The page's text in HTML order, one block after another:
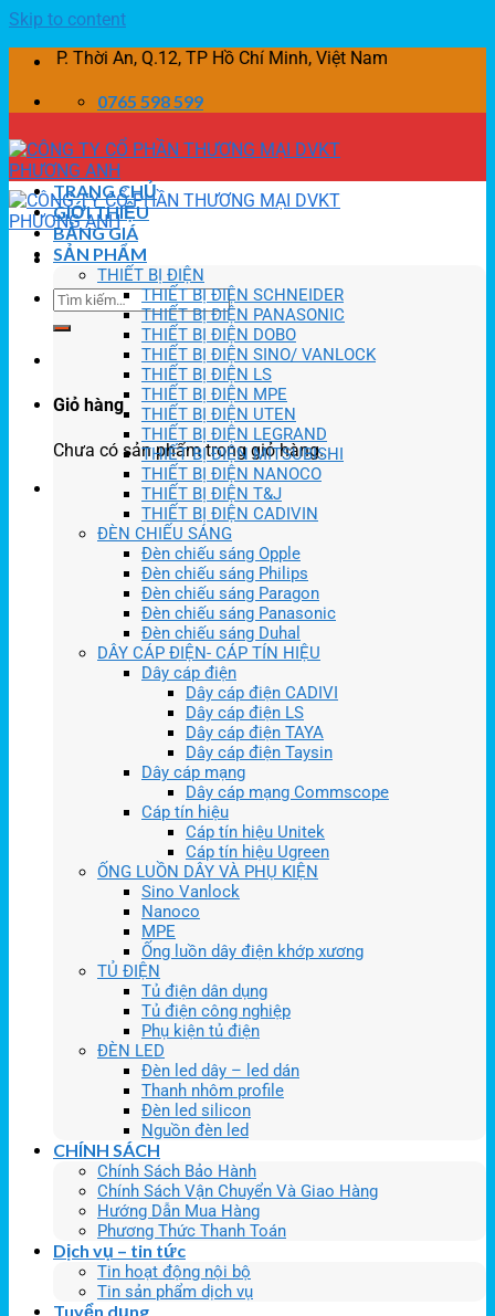
Skip to content
P. Thời An, Q.12, TP Hồ Chí Minh, Việt Nam
0765 598 599
Giỏ hàng
Chưa có sản phẩm trong giỏ hàng.
TRANG CHỦ
GIỚI THIỆU
BẢNG GIÁ
SẢN PHẨM
THIẾT BỊ ĐIỆN
THIẾT BỊ ĐIỆN SCHNEIDER
THIẾT BỊ ĐIỆN PANASONIC
THIẾT BỊ ĐIỆN DOBO
THIẾT BỊ ĐIỆN SINO/ VANLOCK
THIẾT BỊ ĐIỆN LS
THIẾT BỊ ĐIỆN MPE
THIẾT BỊ ĐIỆN UTEN
THIẾT BỊ ĐIỆN LEGRAND
THIẾT BỊ ĐIỆN MITSUBISHI
THIẾT BỊ ĐIỆN NANOCO
THIẾT BỊ ĐIỆN T&J
THIẾT BỊ ĐIỆN CADIVIN
ĐÈN CHIẾU SÁNG
Đèn chiếu sáng Opple
Đèn chiếu sáng Philips
Đèn chiếu sáng Paragon
Đèn chiếu sáng Panasonic
Đèn chiếu sáng Duhal
DÂY CÁP ĐIỆN- CÁP TÍN HIỆU
Dây cáp điện
Dây cáp điện CADIVI
Dây cáp điện LS
Dây cáp điện TAYA
Dây cáp điện Taysin
Dây cáp mạng
Dây cáp mạng Commscope
Cáp tín hiệu
Cáp tín hiệu Unitek
Cáp tín hiệu Ugreen
ỐNG LUỒN DÂY VÀ PHỤ KIỆN
Sino Vanlock
Nanoco
MPE
Ống luồn dây điện khớp xương
TỦ ĐIỆN
Tủ điện dân dụng
Tủ điện công nghiệp
Phụ kiện tủ điện
ĐÈN LED
Đèn led dây – led dán
Thanh nhôm profile
Đèn led silicon
Nguồn đèn led
CHÍNH SÁCH
Chính Sách Bảo Hành
Chính Sách Vận Chuyển Và Giao Hàng
Hướng Dẫn Mua Hàng
Phương Thức Thanh Toán
Dịch vụ – tin tức
Tin hoạt động nội bộ
Tin sản phẩm dịch vụ
Tuyển dụng